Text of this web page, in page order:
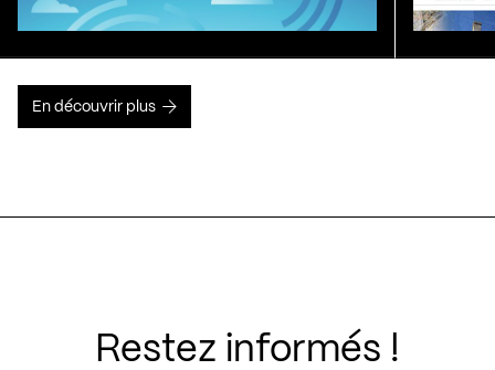
En découvrir plus
Restez informés !